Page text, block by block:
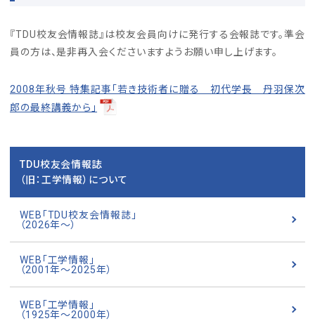
『TDU校友会情報誌』は校友会員向けに発行する会報誌です。準会
員の方は、是非再入会くださいますようお願い申し上げます。
2008年秋号 特集記事「若き技術者に贈る 初代学長 丹羽保次
郎の最終講義から」
TDU校友会情報誌
（旧：工学情報）について
WEB「TDU校友会情報誌」
（2026年～）
WEB「工学情報」
（2001年～2025年）
WEB「工学情報」
（1925年～2000年）